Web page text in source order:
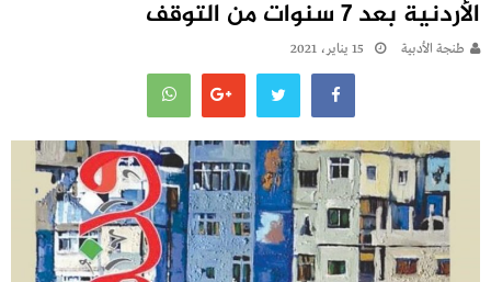
الأردنية بعد 7 سنوات من التوقف
طنجة الأدبية 15 يناير، 2021